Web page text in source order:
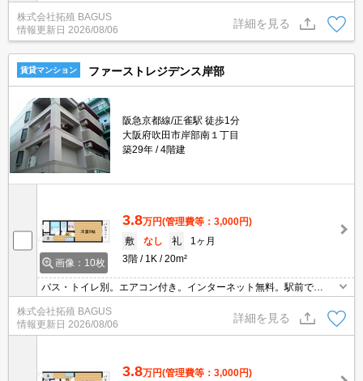
ＴＶモニターホン。
株式会社拓殖 BAGUS
情報更新日 2026/08/06
詳細を見る
賃貸マンション ファーストレジデンス岸部
阪急京都線/正雀駅 徒歩1分
大阪府吹田市岸部南１丁目
築29年
4階建
画像：10枚
3.8万円(管理費等：3,000円)
敷
なし 礼
1ヶ月
3階
1K 20m²
バス・トイレ別。エアコン付き。インターネット無料。駅前で
す！！
株式会社拓殖 BAGUS
情報更新日 2026/08/06
詳細を見る
3.8万円(管理費等：3,000円)